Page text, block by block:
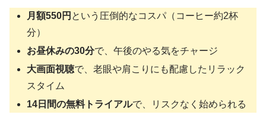
月額550円 という圧倒的なコスパ（コーヒー約2杯
分）
お昼休みの30分で、午後のやる気をチャージ
大画面視聴で、老眼や肩こりにも配慮したリラック
スタイム
14日間の無料トライアルで、リスクなく始められる